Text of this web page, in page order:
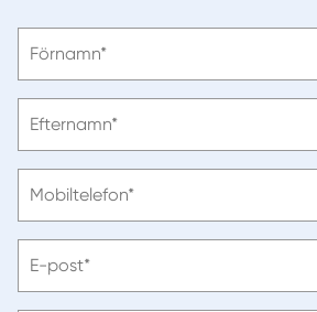
ange
Förnamn*
ange
Efternamn*
ange
Mobiltelefon*
ange
E-post*